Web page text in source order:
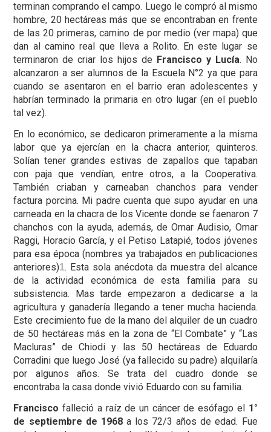
terminan comprando el campo. Luego le compró al mismo
hombre, 20 hectáreas más que se encontraban en frente
de las 20 primeras, camino de por medio (ver mapa) que
dan al camino real que lleva a Rolito. En este lugar se
terminaron de criar los hijos de Francisco y Lucía. No
alcanzaron a ser alumnos de la Escuela N°2 ya que para
cuando se asentaron en el barrio eran adolescentes y
habrían terminado la primaria en otro lugar (en el pueblo
tal vez).
En lo económico, se dedicaron primeramente a la misma
labor que ya ejercían en la chacra anterior, quinteros.
Solían tener grandes estivas de zapallos que tapaban
con paja que vendían, entre otros, a la Cooperativa.
También criaban y carneaban chanchos para vender
factura porcina. Mi padre cuenta que supo ayudar en una
carneada en la chacra de los Vicente donde se faenaron 7
chanchos con la ayuda, además, de Omar Audisio, Omar
Raggi, Horacio García, y el Petiso Latapié, todos jóvenes
para esa época (nombres ya trabajados en publicaciones
anteriores)1. Esta sola anécdota da muestra del alcance
de la actividad económica de esta familia para su
subsistencia. Mas tarde empezaron a dedicarse a la
agricultura y ganadería llegando a tener mucha hacienda.
Este crecimiento fue de la mano del alquiler de un cuadro
de 50 hectáreas más en la zona de “El Combate” y “Las
Macluras” de Chiodi y las 50 hectáreas de Eduardo
Corradini que luego José (ya fallecido su padre) alquilaría
por algunos años. Se trata del cuadro donde se
encontraba la casa donde vivió Eduardo con su familia.
Francisco falleció a raíz de un cáncer de esófago el 1°
de septiembre de 1968 a los 72/3 años de edad. Fue